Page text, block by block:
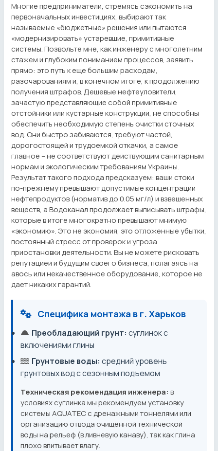
Многие предприниматели, стремясь сэкономить на
первоначальных инвестициях, выбирают так
называемые «бюджетные» решения или пытаются
«модернизировать» устаревшие, примитивные
системы. Позвольте мне, как инженеру с многолетним
стажем и глубоким пониманием процессов, заявить
прямо: это путь к еще большим расходам,
разочарованиям и, в конечном итоге, к продолжению
получения штрафов. Дешевые нефтеуловители,
зачастую представляющие собой примитивные
отстойники или кустарные конструкции, не способны
обеспечить необходимую степень очистки сточных
вод. Они быстро забиваются, требуют частой,
дорогостоящей и трудоемкой откачки, а самое
главное – не соответствуют действующим санитарным
нормам и экологическим требованиям Украины.
Результат такого подхода предсказуем: ваши стоки
по-прежнему превышают допустимые концентрации
нефтепродуктов (норматив до 0.05 мг/л) и взвешенных
веществ, а Водоканал продолжает выписывать штрафы,
которые в итоге многократно превышают мнимую
«экономию». Это не экономия, это отложенные убытки,
постоянный стресс от проверок и угроза
приостановки деятельности. Вы не можете рисковать
репутацией и будущим своего бизнеса, полагаясь на
авось или некачественное оборудование, которое не
дает никаких гарантий.
Специфика монтажа в г. Харьков
Преобладающий грунт: суглинок с
включениями глины
Грунтовые воды: средний уровень
грунтовых вод с сезонным подъемом
Техническая рекомендация инженера: в
условиях суглинка мы рекомендуем установку
системы AQUATEC с дренажными тоннелями или
организацию отвода очищенной технической
воды на рельеф (в ливневую канаву), так как глина
плохо впитывает влагу.